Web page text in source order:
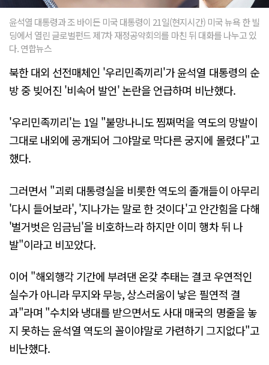
윤석열 대통령과 조 바이든 미국 대통령이 21일(현지시간) 미국 뉴욕 한 빌
딩에서 열린 글로벌펀드 제7차 재정공약회의를 마친 뒤 대화를 나누고 있
다. 연합뉴스
북한 대외 선전매체인 '우리민족끼리'가 윤석열 대통령의 순
방 중 빚어진 '비속어 발언' 논란을 언급하며 비난했다.
'우리민족끼리'는 1일 "불망나니도 찜쪄먹을 역도의 망발이
그대로 내외에 공개되어 그야말로 막다른 궁지에 몰렸다"고
했다.
그러면서 "괴뢰 대통령실을 비롯한 역도의 졸개들이 아무리
'다시 들어보라', '지나가는 말로 한 것이다'고 안간힘을 다해
'벌거벗은 임금님'을 비호하느라 하지만 이미 행차 뒤 나
발"이라고 비꼬았다.
이어 "해외행각 기간에 부려댄 온갖 추태는 결코 우연적인
실수가 아니라 무지와 무능, 상스러움이 낳은 필연적 결
과"라며 "수치와 냉대를 받으면서도 사대 매국의 명줄을 놓
지 못하는 윤석열 역도의 꼴이야말로 가련하기 그지없다"고
비난했다.